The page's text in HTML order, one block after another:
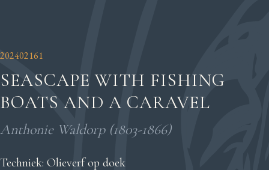
202402161
SEASCAPE WITH FISHING
BOATS AND A CARAVEL
Anthonie Waldorp (1803-1866)
Techniek: Olieverf op doek